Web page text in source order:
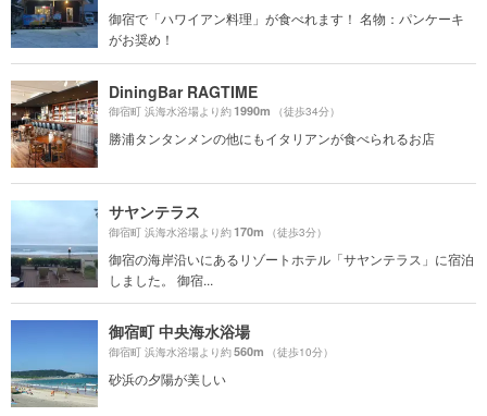
御宿で「ハワイアン料理」が食べれます！ 名物：パンケーキ
がお奨め！
DiningBar RAGTIME
御宿町 浜海水浴場より約1990m （徒歩34分）
勝浦タンタンメンの他にもイタリアンが食べられるお店
サヤンテラス
御宿町 浜海水浴場より約170m （徒歩3分）
御宿の海岸沿いにあるリゾートホテル「サヤンテラス」に宿泊
しました。 御宿...
御宿町 中央海水浴場
御宿町 浜海水浴場より約560m （徒歩10分）
砂浜の夕陽が美しい